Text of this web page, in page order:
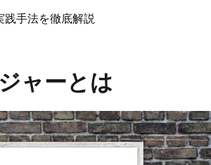
践手法を徹底解説
ャーとは